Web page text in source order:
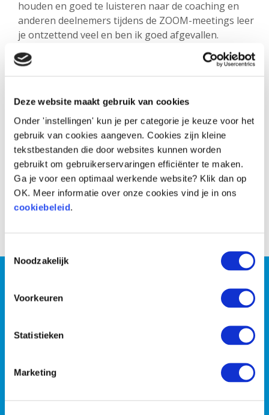
Deze website maakt gebruik van cookies
Onder 'instellingen' kun je per categorie je keuze voor het
gebruik van cookies aangeven. Cookies zijn kleine
tekstbestanden die door websites kunnen worden
gebruikt om gebruikerservaringen efficiënter te maken.
Ga je voor een optimaal werkende website? Klik dan op
OK. Meer informatie over onze cookies vind je in ons
cookiebeleid.
Noodzakelijk
Voorkeuren
Statistieken
Marketing
houden en goed te luisteren naar de coaching en
anderen deelnemers tijdens de ZOOM-meetings leer
je ontzettend veel en ben ik goed afgevallen.
Wil jij persoonlijke coaching
of wil je liever met z’n
tweeën de strijd tegen de